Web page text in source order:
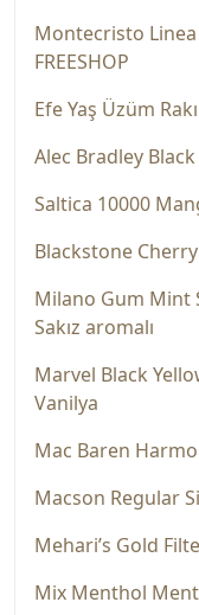
Montecristo Linea
FREESHOP
Efe Yaş Üzüm
Alec Bradley
Saltica 10000
Blackstone Cherry
Milano Gum Mint
Sakız aromalı
Marvel Black
Vanilya
Mac Baren
Macson Regular
Mehari’s Gold
Mix Menthol